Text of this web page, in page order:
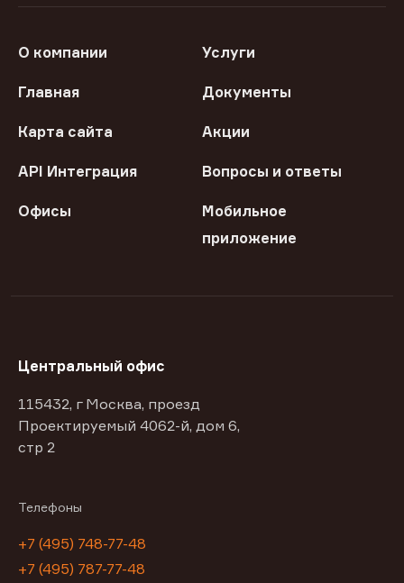
О компании Услуги
Главная Документы
Карта сайта Акции
API Интеграция Вопросы и ответы
Офисы
Мобильное
приложение
Центральный офис
115432, г Москва, проезд
Проектируемый 4062-й, дом 6,
стр 2
Телефоны
+7 (495) 748-77-48
+7 (495) 787-77-48